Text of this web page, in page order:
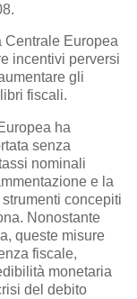
Centrale Europea
incentivi perversi
gli
fiscali.
ha
senza
nominali
e la
concepiti
Nonostante
queste misure
fiscale,
monetaria
del debito